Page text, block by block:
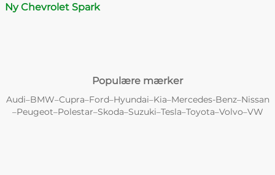
Ny Chevrolet Spark
Populære mærker
Audi–BMW–Cupra–Ford–Hyundai–Kia–Mercedes-Benz–Nissan
–Peugeot–Polestar–Skoda–Suzuki–Tesla–Toyota–Volvo–VW